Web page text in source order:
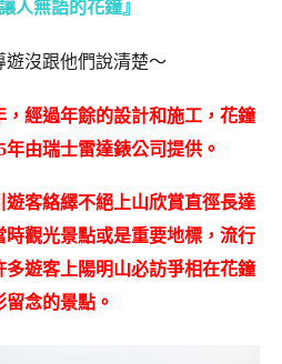
人無語的花鐘』
遊沒跟他們說清楚～
，經過年餘的設計和施工，花鐘
由瑞士雷達錶公司提供。
遊客絡繹不絕上山欣賞直徑長達
時觀光景點或是重要地標，流行
遊客上陽明山必訪爭相在花鐘
留念的景點。